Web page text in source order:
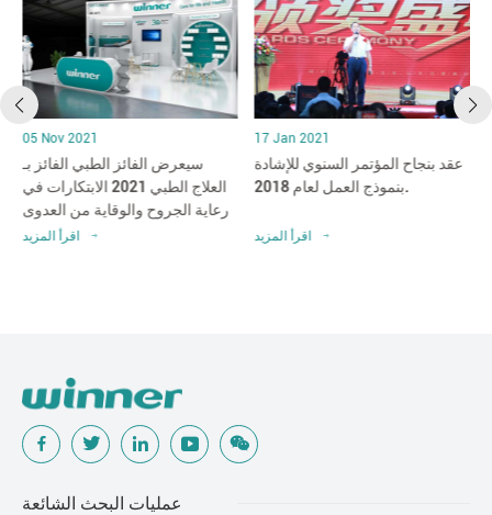
05 Nov 2021
سيعرض الفائز الطبي الفائز بـ
العلاج الطبي 2021 الابتكارات في
رعاية الجروح والوقاية من العدوى
اقرأ المزيد
17 Jan 2021
عقد بنجاح المؤتمر السنوي للإشادة
بنموذج العمل لعام 2018.
اقرأ المزيد
عمليات البحث الشائعة